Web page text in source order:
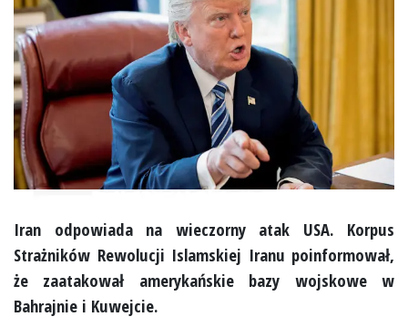
Iran odpowiada na wieczorny atak USA. Korpus
Strażników Rewolucji Islamskiej Iranu poinformował,
że zaatakował amerykańskie bazy wojskowe w
Bahrajnie i Kuwejcie.